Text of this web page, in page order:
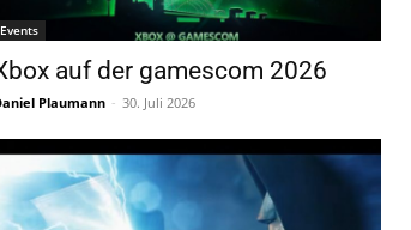
Events
auf der gamescom 2026
Plaumann - 30. Juli 2026